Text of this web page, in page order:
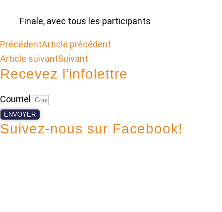
Finale, avec tous les participants
PrécédentArticle précédent
Article suivantSuivant
Recevez l'infolettre
Courriel
ENVOYER
Suivez-nous sur Facebook!